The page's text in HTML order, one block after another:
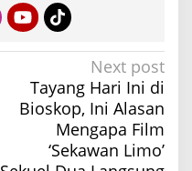
Next post
Tayang Hari Ini di
Bioskop, Ini Alasan
Mengapa Film
‘Sekawan Limo’